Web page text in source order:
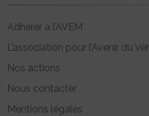
Adhérer à l’AVEM
L’association pour l’Avenir du
Nos actions
Nous contacter
Mentions légales